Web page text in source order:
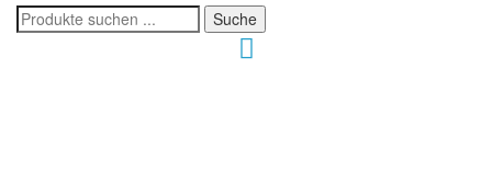
Suchen
nach:
Suche